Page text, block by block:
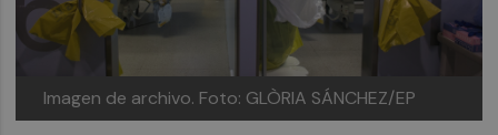
Imagen de archivo. Foto: GLÒRIA SÁNCHEZ/EP